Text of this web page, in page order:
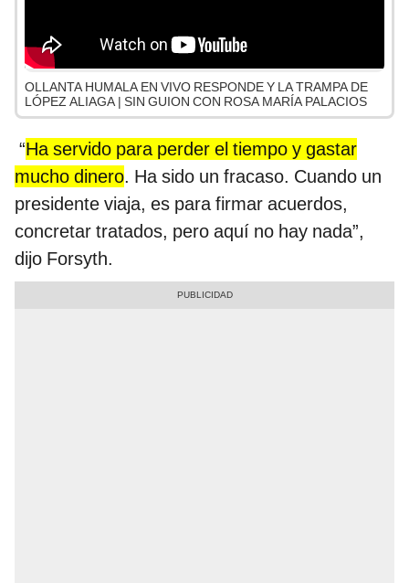
OLLANTA HUMALA EN VIVO RESPONDE Y LA TRAMPA DE
LÓPEZ ALIAGA | SIN GUION CON ROSA MARÍA PALACIOS
“Ha servido para perder el tiempo y gastar
mucho dinero. Ha sido un fracaso. Cuando un
presidente viaja, es para firmar acuerdos,
concretar tratados, pero aquí no hay nada”,
dijo Forsyth.